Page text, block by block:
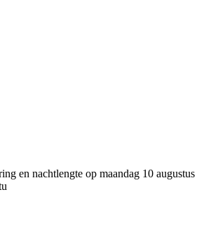
en nachtlengte op maandag 10 augustus